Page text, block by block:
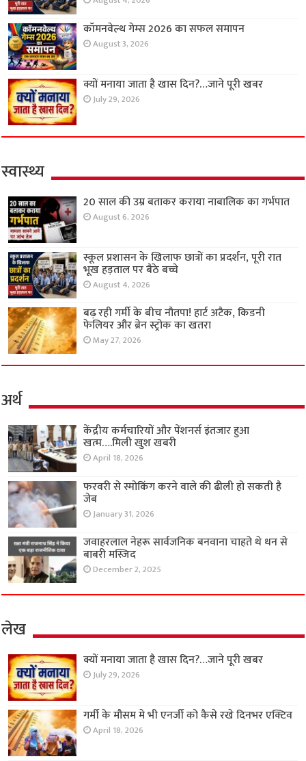
कॉमनवेल्थ गेम्स 2026 का सफल समापन
August 3, 2026
क्यों मनाया जाता है खास दिन?…जाने पूरी खबर
July 29, 2026
स्वास्थ्य
20 साल की उम्र बताकर कराया नाबालिक का गर्भपात
August 6, 2026
स्कूल प्रशासन के खिलाफ छात्रों का प्रदर्शन, पूरी रात
भूख हड़ताल पर बैठे बच्चे
August 4, 2026
बढ़ रही गर्मी के बीच नौतपा! हार्ट अटैक, किडनी
फेलियर और ब्रेन स्ट्रोक का खतरा
May 27, 2026
अर्थ
केंद्रीय कर्मचारियों और पेंशनर्स इंतजार हुआ
खत्म….मिली खुश खबरी
April 18, 2026
फरवरी से स्मोकिंग करने वाले की ढीली हो सकती है
जेब
January 31, 2026
जवाहरलाल नेहरू सार्वजनिक बनवाना चाहते थे धन से
बाबरी मस्जिद
December 2, 2025
लेख
क्यों मनाया जाता है खास दिन?…जाने पूरी खबर
July 29, 2026
गर्मी के मौसम मे भी एनर्जी को कैसे रखे दिनभर एक्टिव
April 18, 2026